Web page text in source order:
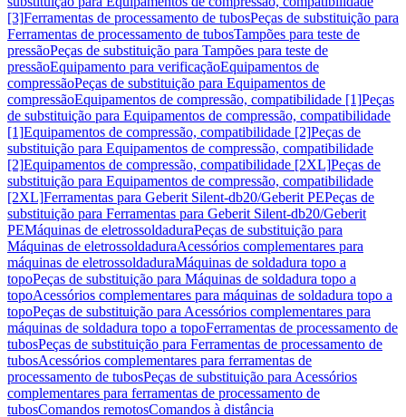
[3]Ferramentas de processamento de tubosPeças de substituição para
Ferramentas de processamento de tubosTampões para teste de
pressãoPeças de substituição para Tampões para teste de
pressãoEquipamento para verificaçãoEquipamentos de
compressãoPeças de substituição para Equipamentos de
compressãoEquipamentos de compressão, compatibilidade [1]Peças
de substituição para Equipamentos de compressão, compatibilidade
[1]Equipamentos de compressão, compatibilidade [2]Peças de
substituição para Equipamentos de compressão, compatibilidade
[2]Equipamentos de compressão, compatibilidade [2XL]Peças de
substituição para Equipamentos de compressão, compatibilidade
[2XL]Ferramentas para Geberit Silent-db20/Geberit PEPeças de
substituição para Ferramentas para Geberit Silent-db20/Geberit
PEMáquinas de eletrossoldaduraPeças de substituição para
Máquinas de eletrossoldaduraAcessórios complementares para
máquinas de eletrossoldaduraMáquinas de soldadura topo a
topoPeças de substituição para Máquinas de soldadura topo a
topoAcessórios complementares para máquinas de soldadura topo a
topoPeças de substituição para Acessórios complementares para
máquinas de soldadura topo a topoFerramentas de processamento de
tubosPeças de substituição para Ferramentas de processamento de
tubosAcessórios complementares para ferramentas de
processamento de tubosPeças de substituição para Acessórios
complementares para ferramentas de processamento de
tubosComandos remotosComandos à distância